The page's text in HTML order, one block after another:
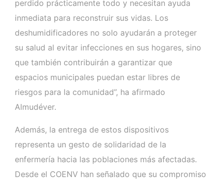
perdido prácticamente todo y necesitan ayuda
inmediata para reconstruir sus vidas. Los
deshumidificadores no solo ayudarán a proteger
su salud al evitar infecciones en sus hogares, sino
que también contribuirán a garantizar que
espacios municipales puedan estar libres de
riesgos para la comunidad”, ha afirmado
Almudéver.
Además, la entrega de estos dispositivos
representa un gesto de solidaridad de la
enfermería hacia las poblaciones más afectadas.
Desde el COENV han señalado que su compromiso